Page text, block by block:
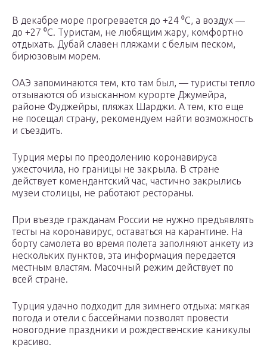
В декабре море прогревается до +24 ⁰С, а воздух —
до +27 ⁰С. Туристам, не любящим жару, комфортно
отдыхать. Дубай славен пляжами с белым песком,
бирюзовым морем.
ОАЭ запоминаются тем, кто там был, — туристы тепло
отзываются об изысканном курорте Джумейра,
районе Фуджейры, пляжах Шарджи. А тем, кто еще
не посещал страну, рекомендуем найти возможность
и съездить.
Турция меры по преодолению коронавируса
ужесточила, но границы не закрыла. В стране
действует комендантский час, частично закрылись
музеи столицы, не работают рестораны.
При въезде гражданам России не нужно предъявлять
тесты на коронавирус, оставаться на карантине. На
борту самолета во время полета заполняют анкету из
нескольких пунктов, эта информация передается
местным властям. Масочный режим действует по
всей стране.
Турция удачно подходит для зимнего отдыха: мягкая
погода и отели с бассейнами позволят провести
новогодние праздники и рождественские каникулы
красиво.